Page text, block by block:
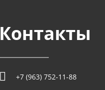
Контакты
+7 (963) 752-11-88